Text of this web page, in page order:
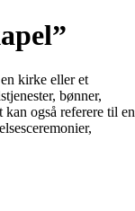
kirke eller et
bønner,
også referere til en